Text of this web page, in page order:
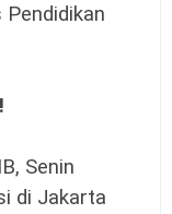
Pendidikan
Senin
di Jakarta